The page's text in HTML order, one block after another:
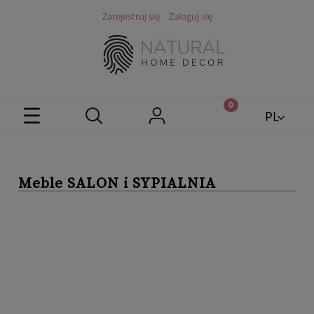
Zarejestruj się Zaloguj się
PL
Meble SALON i SYPIALNIA